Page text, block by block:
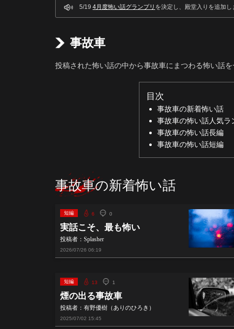
5/19 4月度怖い話グランプリ を決定し、殿堂入りを追加し
事故車
投稿された怖い話の中から事故車にまつわる怖い話を
目次
事故車の新着怖い話
事故車の怖い話人気ラ
事故車の怖い話長編
事故車の怖い話短編
事故車の新着怖い話
短編 6 0
実話こそ、最も怖い
投稿者：Splasher
2026/07/26 06:19
短編 13 1
煙の出る事故車
投稿者：有野優樹（ありのひろき）
2025/07/02 15:45